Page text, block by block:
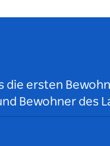
die ersten
Bewohner des